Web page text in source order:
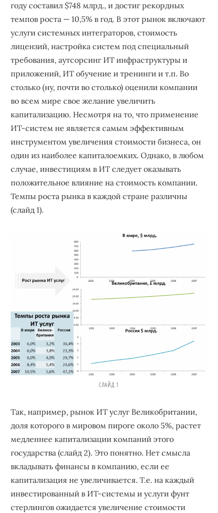
году составил $748 млрд., и достиг рекордных
темпов роста — 10,5% в год. В этот рынок включают
услуги системных интеграторов, стоимость
лицензий, настройка систем под специальный
требования, аутсорсинг ИТ инфраструктуры и
приложений, ИТ обучение и тренинги и т.п. Во
столько (ну, почти во столько) оценили компании
во всем мире свое желание увеличить
капитализацию. Несмотря на то, что применение
ИТ-систем не является самым эффективным
инструментом увеличения стоимости бизнеса, он
один из наиболее капиталоемких. Однако, в любом
случае, инвестициям в ИТ следует оказывать
положительное влияние на стоимость компании.
Темпы роста рынка в каждой стране различны
(слайд 1).
СЛАЙД 1
Так, например, рынок ИТ услуг Великобритании,
доля которого в мировом пироге около 5%, растет
медленнее капитализации компаний этого
государства (слайд 2). Это понятно. Нет смысла
вкладывать финансы в компанию, если ее
капитализация не увеличивается. Т.е. на каждый
инвестированный в ИТ-системы и услуги фунт
стерлингов ожидается увеличение стоимости